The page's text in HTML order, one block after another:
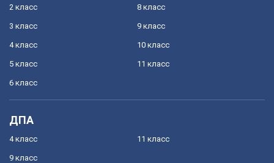
2 класс
3 класс
4 класс
5 класс
6 класс
8 класс
9 класс
10 класс
11 класс
ДПА
4 класс
9 класс
11 класс